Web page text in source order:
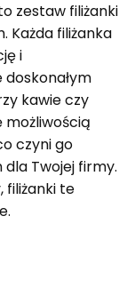
zestaw filiżanki
Każda filiżanka
i
kawie czy
możliwością
czyni go
Twojej firmy.
filiżanki te